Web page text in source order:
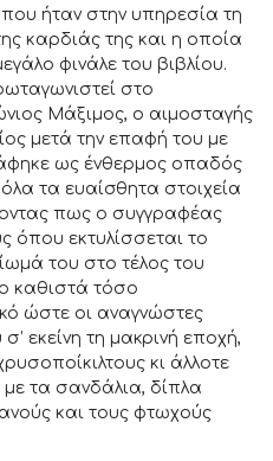
ήταν στην υπηρεσία τη
καρδιάς της και η οποία
φινάλε του βιβλίου.
στο
Μάξιμος, ο αιμοσταγής
μετά την επαφή του με
ως ένθερμος οπαδός
τα ευαίσθητα στοιχεία
πως ο συγγραφέας
όπου εκτυλίσσεται το
του στο τέλος του
καθιστά τόσο
ώστε οι αναγνώστες
εκείνη τη μακρινή εποχή,
κι άλλοτε
τα σανδάλια, δίπλα
και τους φτωχούς